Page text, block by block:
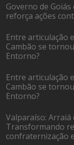
Governo de
reforça ações
Entre articulação
Cambão se
Entorno?
Entre articulação
Cambão se
Entorno?
Valparaíso:
Transformando
confraternização